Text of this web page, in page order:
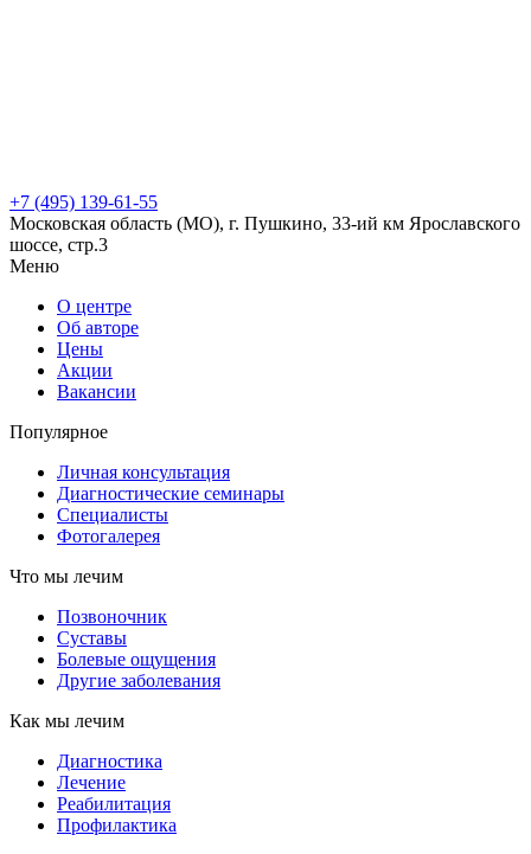
+7 (495) 139-61-55
Московская область (МО), г. Пушкино, 33-ий км Ярославского
шоссе, стр.3
Меню
О центре
Об авторе
Цены
Акции
Вакансии
Популярное
Личная консультация
Диагностические семинары
Специалисты
Фотогалерея
Что мы лечим
Позвоночник
Суставы
Болевые ощущения
Другие заболевания
Как мы лечим
Диагностика
Лечение
Реабилитация
Профилактика